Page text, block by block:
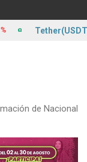
de Nacional
Tether(USDT)